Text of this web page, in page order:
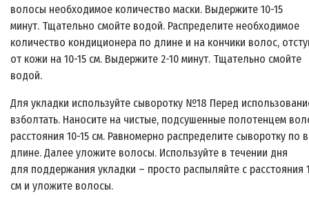
волосы необходимое количество маски. Выдержите 10-15
минут. Тщательно смойте водой. Распределите необходимое
количество кондиционера по длине и на кончики волос,
от кожи на 10-15 см. Выдержите 2-10 минут. Тщательно смойте
водой.
Для укладки используйте сыворотку №18 Перед
взболтать. Наносите на чистые, подсушенные полотенцем
расстояния 10-15 см. Равномерно распределите сыворотку по
длине. Далее уложите волосы. Используйте в течении дня
для поддержания укладки – просто распыляйте с расстояния
см и уложите волосы.